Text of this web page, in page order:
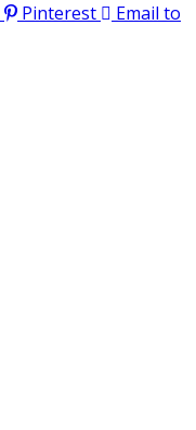
Pinterest
Email to